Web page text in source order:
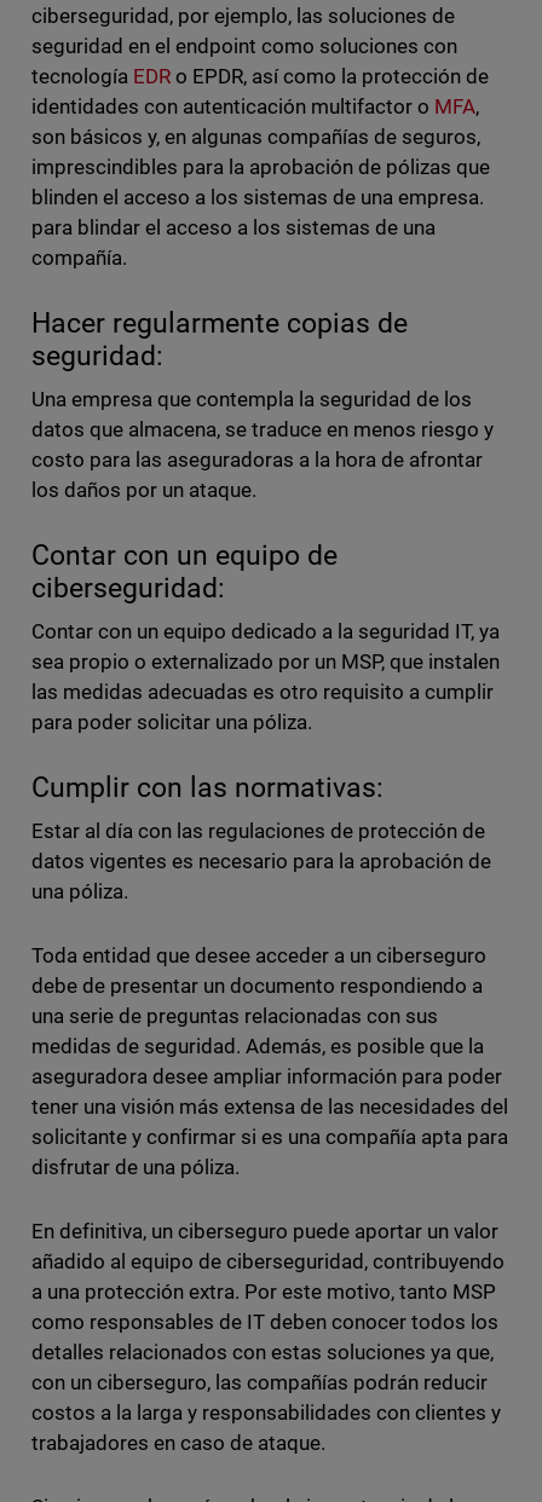
ciberseguridad, por ejemplo, las soluciones de
seguridad en el endpoint como soluciones con
tecnología EDRo EPDR, así como la protección de
identidades con autenticación multifactor o MFA,
son básicos y, en algunas compañías de seguros,
imprescindibles para la aprobación de pólizas que
blinden el acceso a los sistemas de una empresa.
para blindar el acceso a los sistemas de una
compañía.
Hacer regularmente copias de
seguridad:
Una empresa que contempla la seguridad de los
datos que almacena, se traduce en menos riesgo y
costo para las aseguradoras a la hora de afrontar
los daños por un ataque.
Contar con un equipo de
ciberseguridad:
Contar con un equipo dedicado a la seguridad IT, ya
sea propio o externalizado por un MSP, que instalen
las medidas adecuadas es otro requisito a cumplir
para poder solicitar una póliza.
Cumplir con las normativas:
Estar al día con las regulaciones de protección de
datos vigentes es necesario para la aprobación de
una póliza.
Toda entidad que desee acceder a un ciberseguro
debe de presentar un documento respondiendo a
una serie de preguntas relacionadas con sus
medidas de seguridad. Además, es posible que la
aseguradora desee ampliar información para poder
tener una visión más extensa de las necesidades del
solicitante y confirmar si es una compañía apta para
disfrutar de una póliza.
En definitiva, un ciberseguro puede aportar un valor
añadido al equipo de ciberseguridad, contribuyendo
a una protección extra. Por este motivo, tanto MSP
como responsables de IT deben conocer todos los
detalles relacionados con estas soluciones ya que,
con un ciberseguro, las compañías podrán reducir
costos a la larga y responsabilidades con clientes y
trabajadores en caso de ataque.